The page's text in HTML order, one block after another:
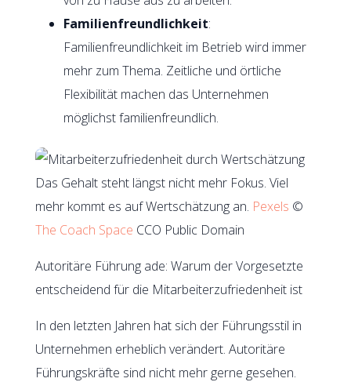
Familienfreundlichkeit:
Familienfreundlichkeit im Betrieb wird immer
mehr zum Thema. Zeitliche und örtliche
Flexibilität machen das Unternehmen
möglichst familienfreundlich.
Das Gehalt steht längst nicht mehr Fokus. Viel
mehr kommt es auf Wertschätzung an. Pexels ©
The Coach Space CCO Public Domain
Autoritäre Führung ade: Warum der Vorgesetzte
entscheidend für die Mitarbeiterzufriedenheit ist
In den letzten Jahren hat sich der Führungsstil in
Unternehmen erheblich verändert. Autoritäre
Führungskräfte sind nicht mehr gerne gesehen.